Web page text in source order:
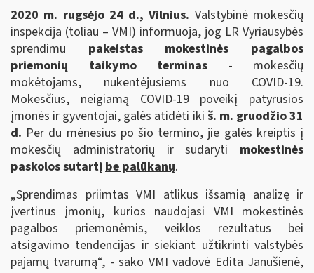
2020 m. rugsėjo 24 d., Vilnius. Valstybinė mokesčių
inspekcija (toliau – VMI) informuoja, jog LR Vyriausybės
sprendimu pakeistas mokestinės pagalbos
priemonių taikymo terminas - mokesčių
mokėtojams, nukentėjusiems nuo COVID-19.
Mokesčius, neigiamą COVID-19 poveikį patyrusios
įmonės ir gyventojai, galės atidėti iki š. m. gruodžio 31
d. Per du mėnesius po šio termino, jie galės kreiptis į
mokesčių administratorių ir sudaryti mokestinės
paskolos sutartįbe palūkanų.
„Sprendimas priimtas VMI atlikus išsamią analizę ir
įvertinus įmonių, kurios naudojasi VMI mokestinės
pagalbos priemonėmis, veiklos rezultatus bei
atsigavimo tendencijas ir siekiant užtikrinti valstybės
pajamų tvarumą“, - sako VMI vadovė Edita Janušienė,